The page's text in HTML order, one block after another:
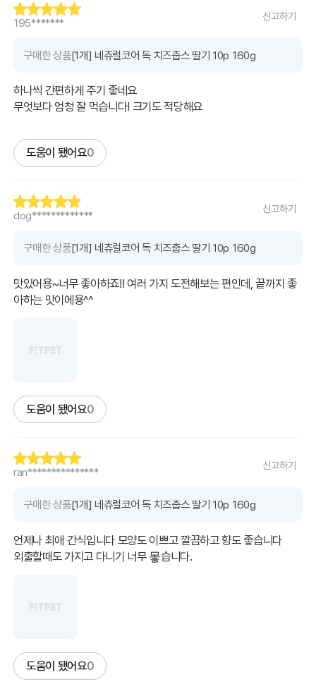
195*******
신고하기
구매한 상품[1개] 네츄럴코어 독 치즈춥스 딸기 10p 160g
하나씩 간편하게 주기 좋네요
무엇보다 엄청 잘 먹습니다! 크기도 적당해요
도움이 됐어요0
dog*************
신고하기
구매한 상품[1개] 네츄럴코어 독 치즈춥스 딸기 10p 160g
맛있어용~너무 좋아하죠!! 여러 가지 도전해보는 편인데, 끝까지 좋
아하는 맛이에용^^
도움이 됐어요0
ran***************
신고하기
구매한 상품[1개] 네츄럴코어 독 치즈춥스 딸기 10p 160g
언제나 최애 간식입니다 모양도 이쁘고 깔끔하고 향도 좋습니다
외출할때도 가지고 다니기 너무 뫃습니다.
도움이 됐어요0